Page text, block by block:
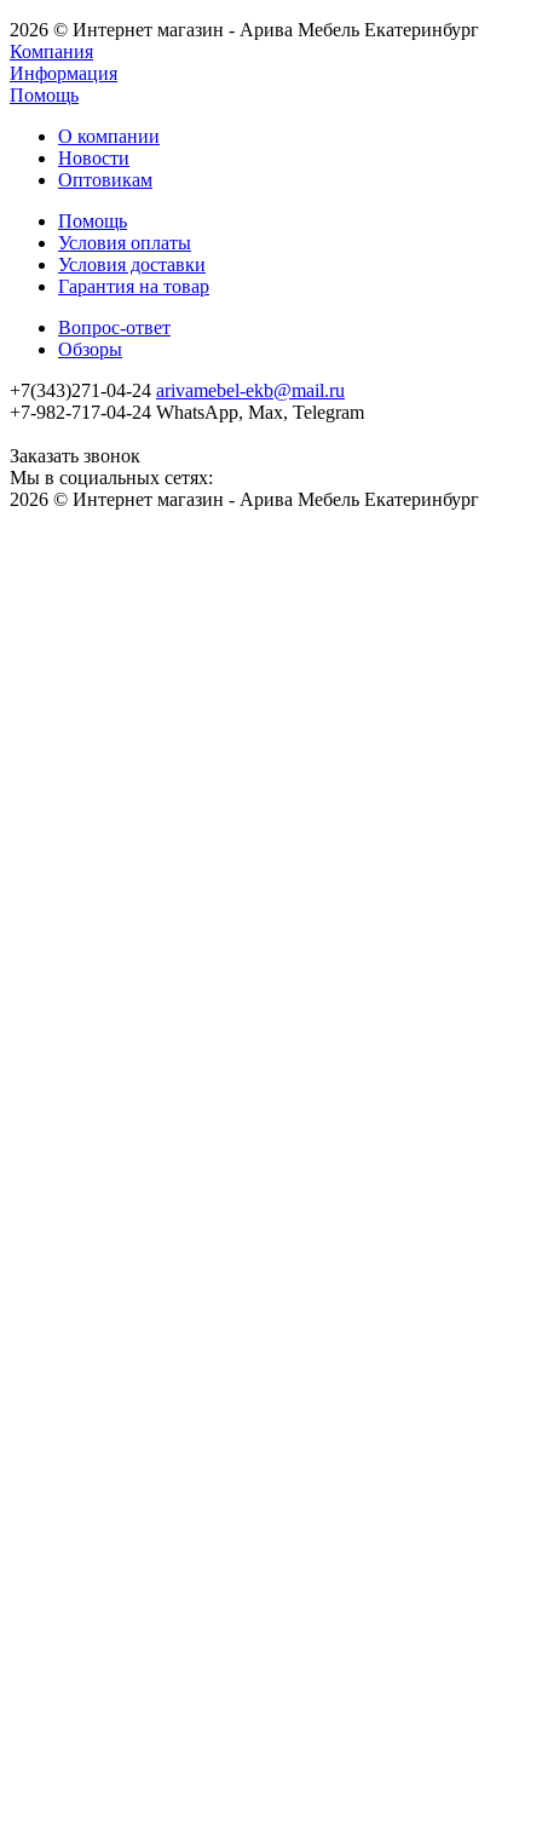
2026 © Интернет магазин - Арива Мебель Екатеринбург
Компания
Информация
Помощь
О компании
Новости
Оптовикам
Помощь
Условия оплаты
Условия доставки
Гарантия на товар
Вопрос-ответ
Обзоры
+7(343)271-04-24 arivamebel-ekb@mail.ru
+7-982-717-04-24 WhatsApp, Max, Telegram
Заказать звонок
Мы в социальных сетях:
2026 © Интернет магазин - Арива Мебель Екатеринбург